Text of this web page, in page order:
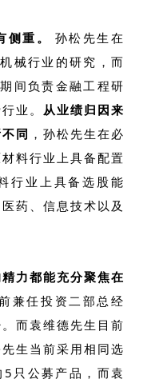
重。
孙松先生在
械行业的研究，而
间负责金融工程研
业。 从业绩归因来
同 ，孙松先生在必
料行业上具备配置
行业上具备选股能
药、信息技术以及
力都能充分聚焦在
兼任投资二部总经
而袁维德先生目前
生当前采用相同选
只公募产品，而袁